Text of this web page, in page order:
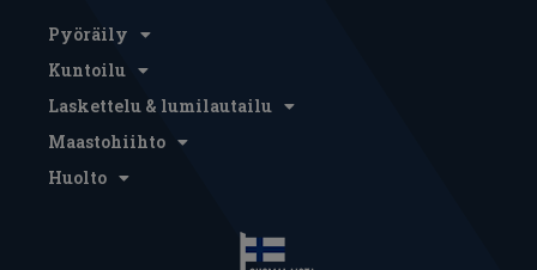
Pyöräily
Kuntoilu
Laskettelu & lumilautailu
Maastohiihto
Huolto